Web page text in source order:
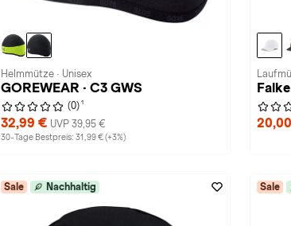
Helmmütze · Unisex
GOREWEAR · C3 GWS
(0) 1
32,99 € UVP 39,95 €
30-Tage Bestpreis: 31,99 € (+3%)
Sale Nachhaltig Sale